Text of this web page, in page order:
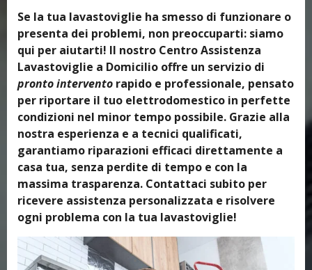
Se la tua lavastoviglie ha smesso di funzionare o
presenta dei problemi, non preoccuparti: siamo
qui per aiutarti! Il nostro Centro Assistenza
Lavastoviglie a Domicilio offre un servizio di
pronto intervento rapido e professionale, pensato
per riportare il tuo elettrodomestico in perfette
condizioni nel minor tempo possibile. Grazie alla
nostra esperienza e a tecnici qualificati,
garantiamo riparazioni efficaci direttamente a
casa tua, senza perdite di tempo e con la
massima trasparenza. Contattaci subito per
ricevere assistenza personalizzata e risolvere
ogni problema con la tua lavastoviglie!